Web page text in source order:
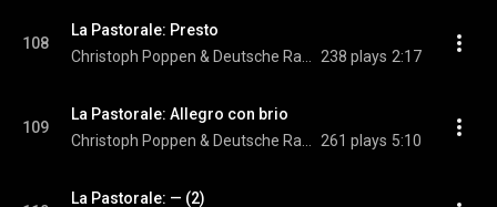
108
La Pastorale: Presto
238 plays 2:17
109
La Pastorale: Allegro con brio
261 plays 5:10
La Pastorale: — (2)